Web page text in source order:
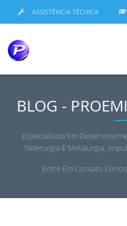
ASSISTÊNCIA TÉCNICA
BLOG -
Especialistas Em
Siderurgia E Metalurgia,
Entre Em Contato